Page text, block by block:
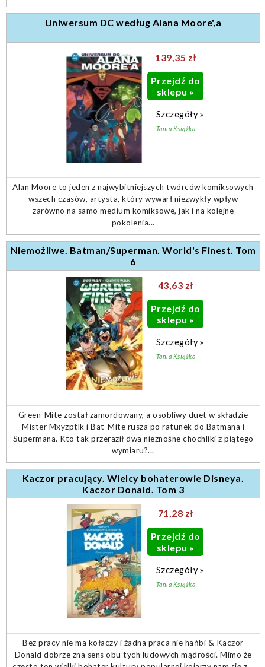
Uniwersum DC według Alana Moore',a
139,35 zł
Przejdź do
sklepu »
Szczegóły »
Tania Książka
Alan Moore to jeden z najwybitniejszych twórców komiksowych
wszech czasów, artysta, który wywarł niezwykły wpływ
zarówno na samo medium komiksowe, jak i na kolejne
pokolenia...
Niemożliwe. Batman/Superman. World's Finest. Tom
6
43,63 zł
Przejdź do
sklepu »
Szczegóły »
Tania Książka
Green-Mite został zamordowany, a osobliwy duet w składzie
Mister Mxyzptlk i Bat-Mite rusza po ratunek do Batmana i
Supermana. Kto tak przeraził dwa nieznośne chochliki z piątego
wymiaru?...
Kaczor pracujący. Wielcy bohaterowie Disneya.
Kaczor Donald. Tom 3
71,28 zł
Przejdź do
sklepu »
Szczegóły »
Tania Książka
Bez pracy nie ma kołaczy i żadna praca nie hańbi & Kaczor
Donald dobrze zna sens obu tych ludowych mądrości. Mimo że